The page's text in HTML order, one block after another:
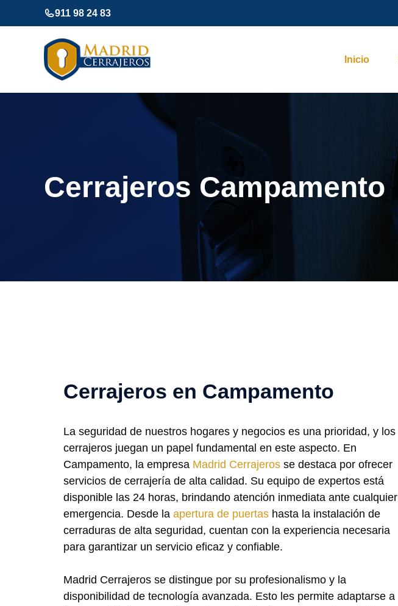
al
911 98 24 83
Inicio
Cerrajeros Campamento
Cerrajeros en Campamento
La seguridad de nuestros hogares y negocios es una prioridad, y los
cerrajeros juegan un papel fundamental en este aspecto. En
Campamento, la empresa Madrid Cerrajeros se destaca por ofrecer
servicios de cerrajería de alta calidad. Su equipo de expertos está
disponible las 24 horas, brindando atención inmediata ante cualquier
emergencia. Desde la apertura de puertas hasta la instalación de
cerraduras de alta seguridad, cuentan con la experiencia necesaria
para garantizar un servicio eficaz y confiable.
Madrid Cerrajeros se distingue por su profesionalismo y la
disponibilidad de tecnología avanzada. Esto les permite adaptarse a